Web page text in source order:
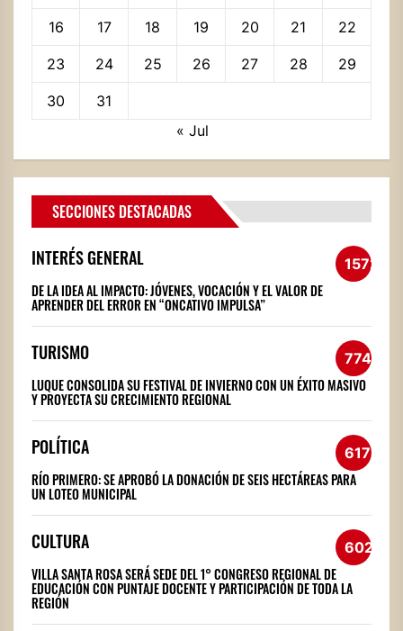
16 17 18 19 20 21 22
23 24 25 26 27 28 29
30
31
« Jul
SECCIONES DESTACADAS
INTERÉS GENERAL 1572
DE LA IDEA AL IMPACTO: JÓVENES, VOCACIÓN Y EL VALOR DE
APRENDER DEL ERROR EN “ONCATIVO IMPULSA”
TURISMO 774
LUQUE CONSOLIDA SU FESTIVAL DE INVIERNO CON UN ÉXITO MASIVO
Y PROYECTA SU CRECIMIENTO REGIONAL
POLÍTICA 617
RÍO PRIMERO: SE APROBÓ LA DONACIÓN DE SEIS HECTÁREAS PARA
UN LOTEO MUNICIPAL
CULTURA 602
VILLA SANTA ROSA SERÁ SEDE DEL 1° CONGRESO REGIONAL DE
EDUCACIÓN CON PUNTAJE DOCENTE Y PARTICIPACIÓN DE TODA LA
REGIÓN